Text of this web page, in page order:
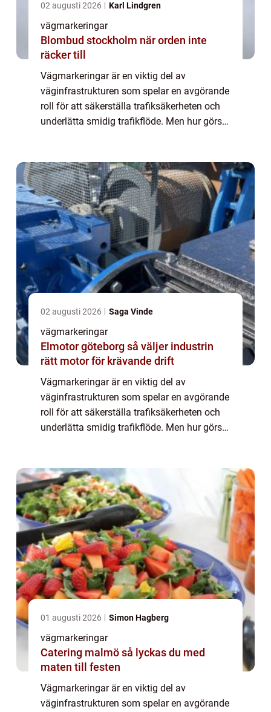
02 augusti 2026 Karl Lindgren
vägmarkeringar
Blombud stockholm när orden inte
räcker till
Vägmarkeringar är en viktig del av
väginfrastrukturen som spelar en avgörande
roll för att säkerställa trafiksäkerheten och
underlätta smidig trafikflöde. Men hur görs
02 augusti 2026 Saga Vinde
vägmarkeringar
Elmotor göteborg så väljer industrin
rätt motor för krävande drift
Vägmarkeringar är en viktig del av
väginfrastrukturen som spelar en avgörande
roll för att säkerställa trafiksäkerheten och
underlätta smidig trafikflöde. Men hur görs
01 augusti 2026 Simon Hagberg
vägmarkeringar
Catering malmö så lyckas du med
maten till festen
Vägmarkeringar är en viktig del av
väginfrastrukturen som spelar en avgörande